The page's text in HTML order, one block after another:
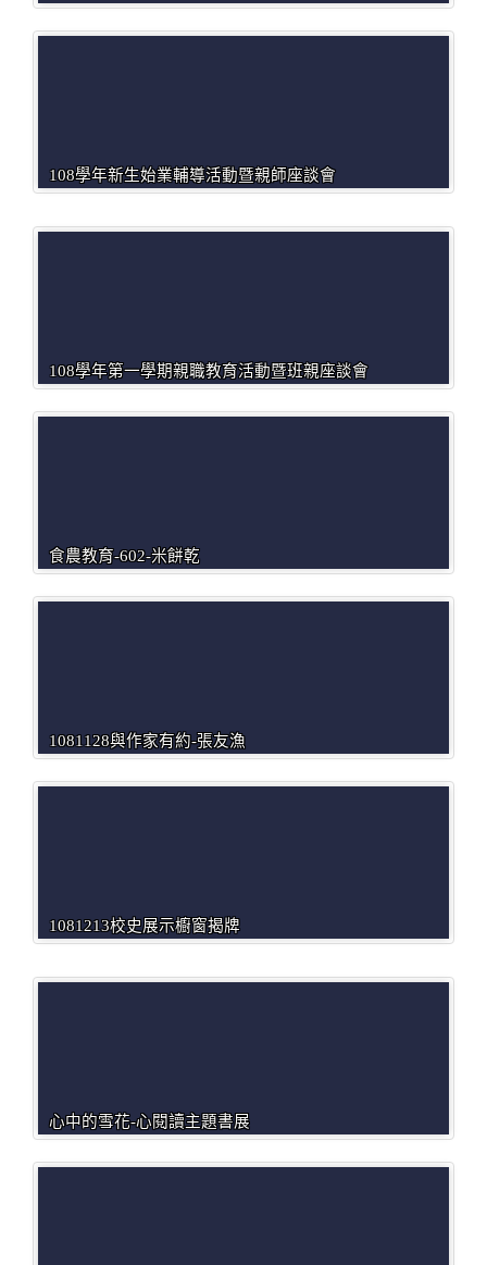
108學年新生始業輔導活動暨親師座談會
108學年第一學期親職教育活動暨班親座談會
食農教育-602-米餅乾
1081128與作家有約-張友漁
1081213校史展示櫥窗揭牌
心中的雪花-心閱讀主題書展